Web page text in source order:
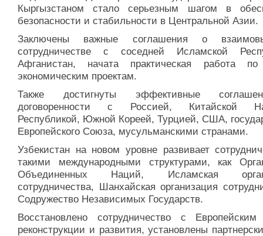
Кыргызстаном стало серьезным шагом в
безопасности и стабильности в Центральной Азии.
Заключены важные соглашения о
сотрудничестве с соседней Исламской
Афганистан, начата практическая работа
экономическим проектам.
Также достигнуты эффективные
договоренности с Россией, Китайской
Республикой, Южной Кореей, Турцией, США,
Европейского Союза, мусульманскими странами.
Узбекистан на новом уровне развивает
такими международными структурами, как
Объединенных Наций, Исламская
сотрудничества, Шанхайская организация
Содружество Независимых Государств.
Восстановлено сотрудничество с
реконструкции и развития, установлены